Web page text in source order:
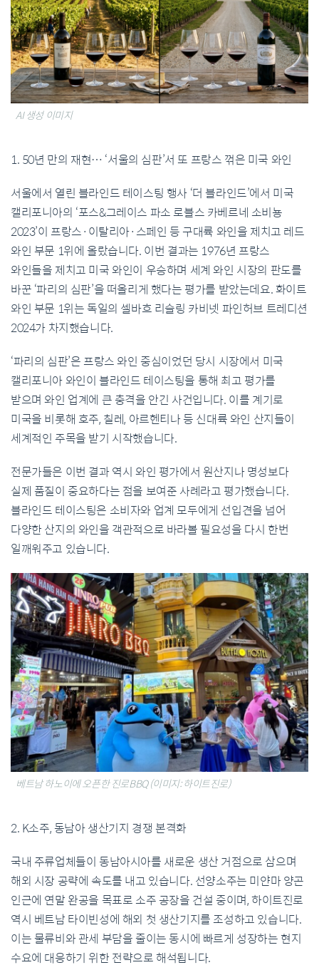
AI 생성 이미지
1. 50년 만의 재현… ‘서울의 심판’서 또 프랑스 꺾은 미국 와인
서울에서 열린 블라인드 테이스팅 행사 ‘더 블라인드’에서 미국
캘리포니아의 ‘포스&그레이스 파소 로블스 카베르네 소비뇽
2023’이 프랑스·이탈리아·스페인 등 구대륙 와인을 제치고 레드
와인 부문 1위에 올랐습니다. 이번 결과는 1976년 프랑스
와인들을 제치고 미국 와인이 우승하며 세계 와인 시장의 판도를
바꾼 ‘파리의 심판’을 떠올리게 했다는 평가를 받았는데요. 화이트
와인 부문 1위는 독일의 셀바흐 리슬링 카비넷 파인허브 트레디션
2024가 차지했습니다.
‘파리의 심판’은 프랑스 와인 중심이었던 당시 시장에서 미국
캘리포니아 와인이 블라인드 테이스팅을 통해 최고 평가를
받으며 와인 업계에 큰 충격을 안긴 사건입니다. 이를 계기로
미국을 비롯해 호주, 칠레, 아르헨티나 등 신대륙 와인 산지들이
세계적인 주목을 받기 시작했습니다.
전문가들은 이번 결과 역시 와인 평가에서 원산지나 명성보다
실제 품질이 중요하다는 점을 보여준 사례라고 평가했습니다.
블라인드 테이스팅은 소비자와 업계 모두에게 선입견을 넘어
다양한 산지의 와인을 객관적으로 바라볼 필요성을 다시 한번
일깨워주고 있습니다.
베트남 하노이에 오픈한 진로BBQ (이미지: 하이트진로)
2. K소주, 동남아 생산기지 경쟁 본격화
국내 주류업체들이 동남아시아를 새로운 생산 거점으로 삼으며
해외 시장 공략에 속도를 내고 있습니다. 선양소주는 미얀마 양곤
인근에 연말 완공을 목표로 소주 공장을 건설 중이며, 하이트진로
역시 베트남 타이빈성에 해외 첫 생산기지를 조성하고 있습니다.
이는 물류비와 관세 부담을 줄이는 동시에 빠르게 성장하는 현지
수요에 대응하기 위한 전략으로 해석됩니다.